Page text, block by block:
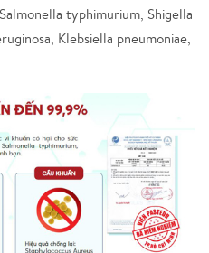
typhimurium, Shigella
Klebsiella pneumoniae,